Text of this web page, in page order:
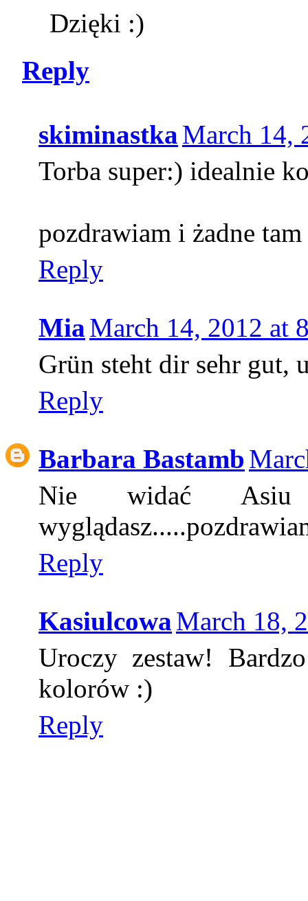
Dzięki :)
Reply
skiminastkaMarch 14,
Torba super:) idealnie
pozdrawiam i żadne
Reply
MiaMarch 14, 2012 at
Grün steht dir sehr gut,
Reply
Barbara Bastamb
Nie widać Asiu
Reply
KasiulcowaMarch 18,
Uroczy zestaw!
kolorów :)
Reply